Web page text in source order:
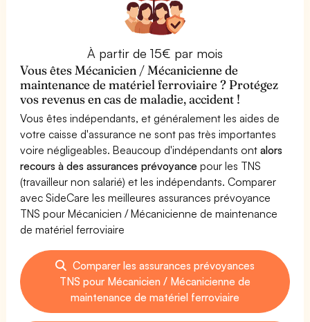
À partir de 15€ par mois
Vous êtes Mécanicien / Mécanicienne de
maintenance de matériel ferroviaire ? Protégez
vos revenus en cas de maladie, accident !
Vous êtes indépendants, et généralement les aides de
votre caisse d'assurance ne sont pas très importantes
voire négligeables. Beaucoup d'indépendants ontalors
recours à des assurances prévoyance pour les TNS
(travailleur non salarié) et les indépendants. Comparer
avec SideCare les meilleures assurances prévoyance
TNS pour Mécanicien / Mécanicienne de maintenance
de matériel ferroviaire
Comparer les assurances prévoyances
TNS pour Mécanicien / Mécanicienne de
maintenance de matériel ferroviaire